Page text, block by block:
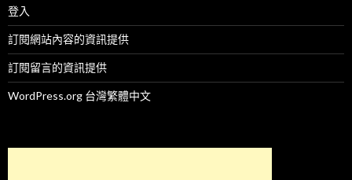
登入
訂閱網站內容的資訊提供
訂閱留言的資訊提供
WordPress.org 台灣繁體中文